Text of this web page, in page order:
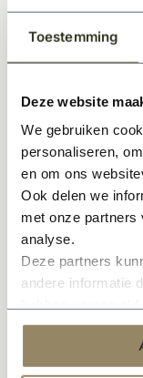
Toestemming
Deze website
We gebruiken
personaliseren,
en om ons
Ook delen we
met onze partners
analyse.
Deze partners
andere informatie
services.
Moeller stone
sanitairreiniger
huidvet. Ook
bij zuurgevoelige
kunststoffen,
behandelen met
op een
Verbruik: 1L per
afhankelijk van
Specificaties